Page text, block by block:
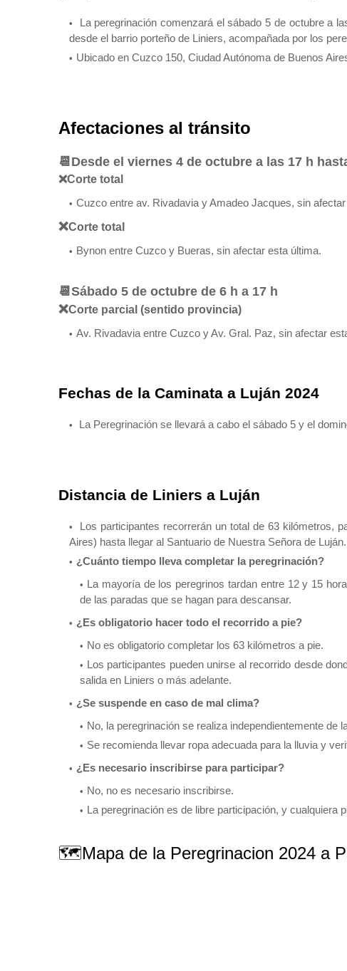
La peregrinación comenzará el sábado 5 de octubre a
desde el barrio porteño de Liniers, acompañada por los
Ubicado en Cuzco 150, Ciudad Autónoma de Buenos
Afectaciones al tránsito
📆Desde el viernes 4 de octubre a las 17 h
❌Corte total
Cuzco entre av. Rivadavia y Amadeo Jacques, sin
❌Corte total
Bynon entre Cuzco y Bueras, sin afectar esta última.
📆 Sábado 5 de octubre de 6 h a 17 h
❌Corte parcial (sentido provincia)
Av. Rivadavia entre Cuzco y Av. Gral. Paz, sin afectar
Fechas de la Caminata a Luján 2024
La Peregrinación se llevará a cabo el sábado 5 y el
Distancia de Liniers a Luján
Los participantes recorrerán un total de 63 kilómetros,
Aires) hasta llegar al Santuario de Nuestra Señora de Luján.
¿Cuánto tiempo lleva completar la peregrinación?
La mayoría de los peregrinos tardan entre 12 y 15
de las paradas que se hagan para descansar.
¿Es obligatorio hacer todo el recorrido a pie?
No es obligatorio completar los 63 kilómetros a pie.
Los participantes pueden unirse al recorrido desde
salida en Liniers o más adelante.
¿Se suspende en caso de mal clima?
No, la peregrinación se realiza independientemente de
Se recomienda llevar ropa adecuada para la lluvia y
¿Es necesario inscribirse para participar?
No, no es necesario inscribirse.
La peregrinación es de libre participación, y cualquiera
🗺Mapa de la Peregrinacion 2024 a